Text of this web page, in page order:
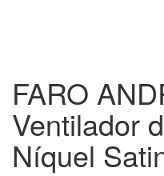
FARO
Ventilador
Níquel